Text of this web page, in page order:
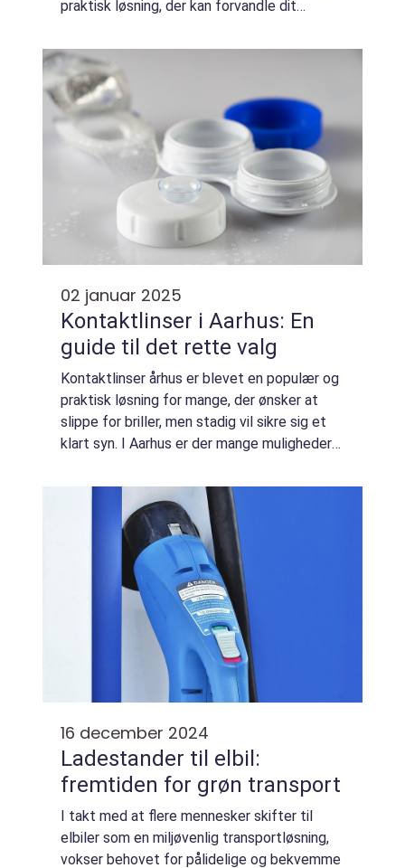
praktisk løsning, der kan forvandle dit
renovering:...
02 januar 2025
Kontaktlinser i Aarhus: En
guide til det rette valg
Kontaktlinser århus er blevet en populær og
praktisk løsning for mange, der ønsker at
slippe for briller, men stadig vil sikre sig et
klart syn. I Aarhus er der mange muligheder
16 december 2024
Ladestander til elbil:
fremtiden for grøn transport
I takt med at flere mennesker skifter til
elbiler som en miljøvenlig transportløsning,
vokser behovet for pålidelige og bekvemme